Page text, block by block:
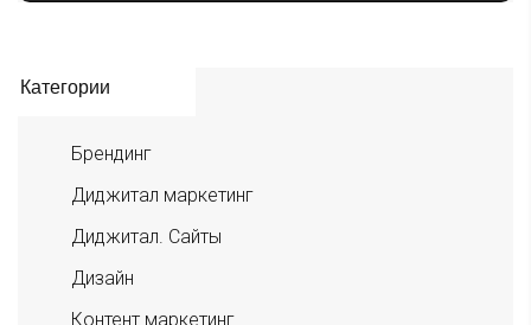
Категории
Брендинг
Диджитал маркетинг
Диджитал. Сайты
Дизайн
Контент маркетинг